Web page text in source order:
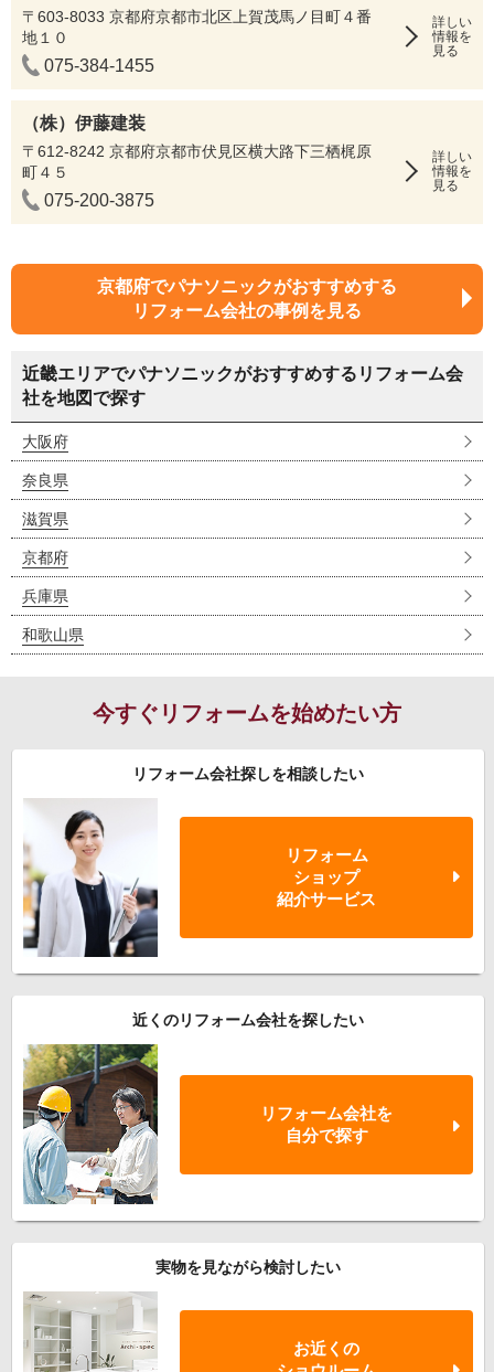
〒603-8033 京都府京都市北区上賀茂馬ノ目町４番
地１０
075-384-1455
詳しい
情報を
見る
（株）伊藤建装
〒612-8242 京都府京都市伏見区横大路下三栖梶原
町４５
075-200-3875
詳しい
情報を
見る
京都府でパナソニックがおすすめする
リフォーム会社の事例を見る
近畿エリアでパナソニックがおすすめするリフォーム会
社を地図で探す
大阪府
奈良県
滋賀県
京都府
兵庫県
和歌山県
今すぐリフォームを始めたい方
リフォーム会社探しを相談したい
リフォーム
ショップ
紹介サービス
近くのリフォーム会社を探したい
リフォーム会社を
自分で探す
実物を見ながら検討したい
お近くの